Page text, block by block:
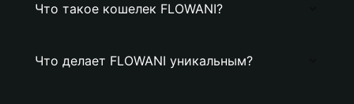
Что такое кошелек FLOWANI?
Что делает FLOWANI уникальным?